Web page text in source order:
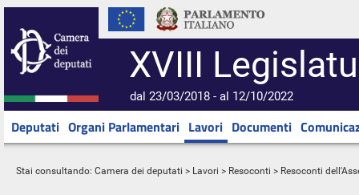
XVIII
dal 23/03/2018 - al 12/10/2022
Deputati Organi Parlamentari Lavori Documenti
Stai consultando: Camera dei deputati > Lavori > Resoconti > Resoconti